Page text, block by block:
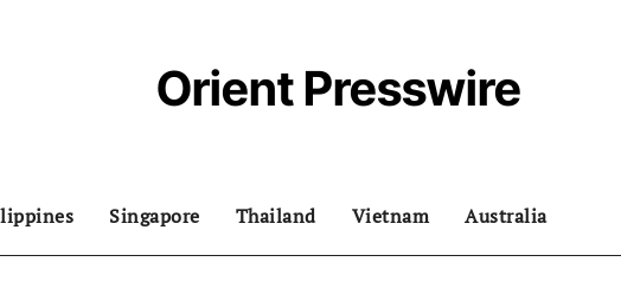
Orient Presswire
Singapore Thailand Vietnam Australia